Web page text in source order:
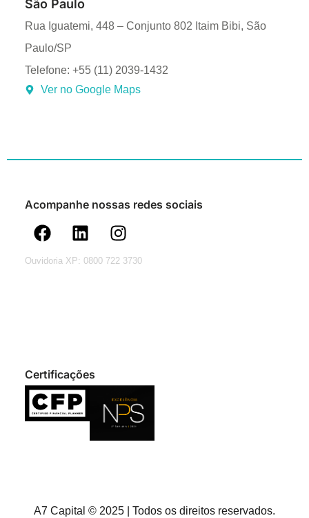
São Paulo
Rua Iguatemi, 448 – Conjunto 802 Itaim Bibi, São
Paulo/SP
Telefone: +55 (11) 2039-1432
Ver no Google Maps
Acompanhe nossas redes sociais
Ouvidoria XP: 0800 722 3730
Certificações
A7 Capital © 2025 | Todos os direitos reservados.